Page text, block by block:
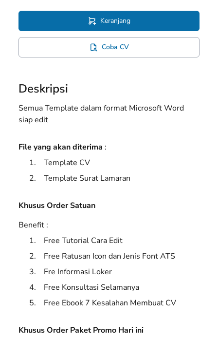
Keranjang
Coba CV
Deskripsi
Semua Template dalam format Microsoft Word
siap edit
File yang akan diterima :
Template CV
Template Surat Lamaran
Khusus Order Satuan
Benefit :
Free Tutorial Cara Edit
Free Ratusan Icon dan Jenis Font ATS
Fre Informasi Loker
Free Konsultasi Selamanya
Free Ebook 7 Kesalahan Membuat CV
Khusus Order Paket Promo Hari ini